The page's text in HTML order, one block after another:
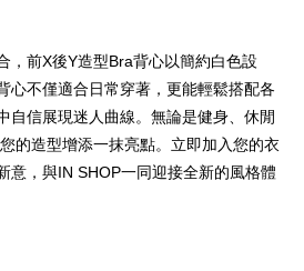
Pay Later]
oleh Taiwan Mobile dan tersedia untuk
memerlukan permohonan tambahan.
sebagai kaedah pembayaran, sistem
automatik ke proses transaksi OP Pay
Anda perlu mengesahkan nombor telefon
ansuran, dan menetapkan tarikh
AFTEE Beli Sekarang Bayar Kemudian
selepas pengesahan SMS.
pesanan disahkan. Produk akan
，前X後Y造型Bra背心以簡約白色設
心不僅適合日常穿著，更能輕鬆搭配各
自信展現迷人曲線。無論是健身、休閒
的造型增添一抹亮點。立即加入您的衣
意，與IN SHOP一同迎接全新的風格體